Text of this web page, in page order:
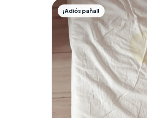
¡Adiós pañal!